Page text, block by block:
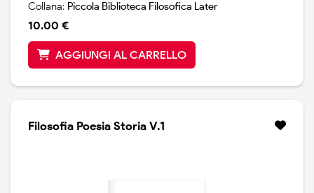
Collana: Piccola Biblioteca Filosofica Later
10.00 €
AGGIUNGI AL CARRELLO
Filosofia Poesia Storia V.1